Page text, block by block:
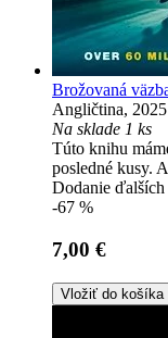
Brožovaná
Angličtina, 2025
Na sklade 1 ks
Túto knihu
posledné kusy.
Dodanie
-67 %
7,00 €
Vložiť do košíka